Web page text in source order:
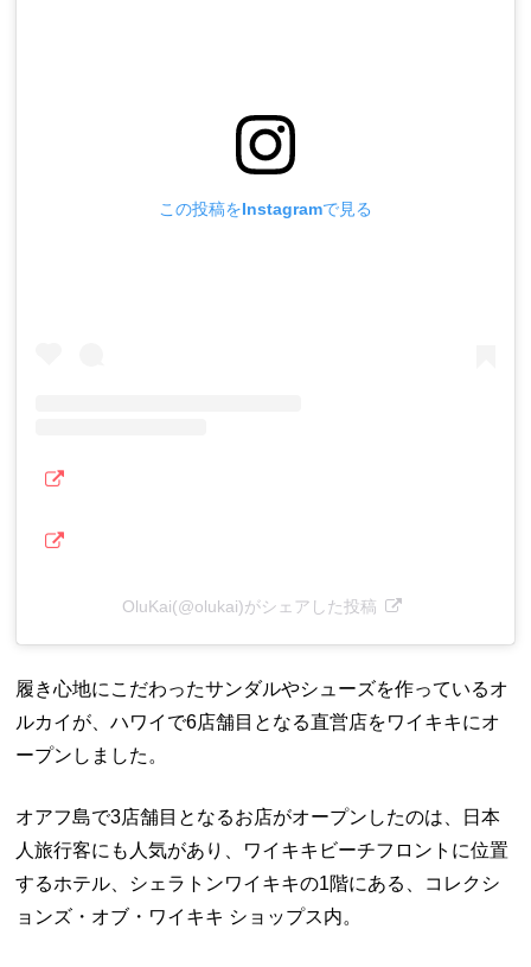
この投稿をInstagramで見る
OluKai(@olukai)がシェアした投稿
履き心地にこだわったサンダルやシューズを作っているオ
ルカイが、ハワイで6店舗目となる直営店をワイキキにオ
ープンしました。
オアフ島で3店舗目となるお店がオープンしたのは、日本
人旅行客にも人気があり、ワイキキビーチフロントに位置
するホテル、シェラトンワイキキの1階にある、コレクシ
ョンズ・オブ・ワイキキ ショップス内。